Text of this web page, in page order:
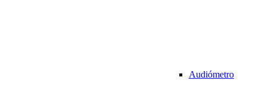
Audiómetro